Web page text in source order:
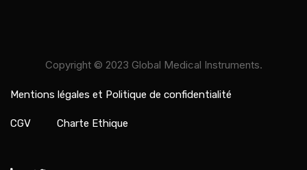
Copyright © 2023 Global Medical Instruments.
Mentions légales et Politique de confidentialité
CGV Charte Ethique